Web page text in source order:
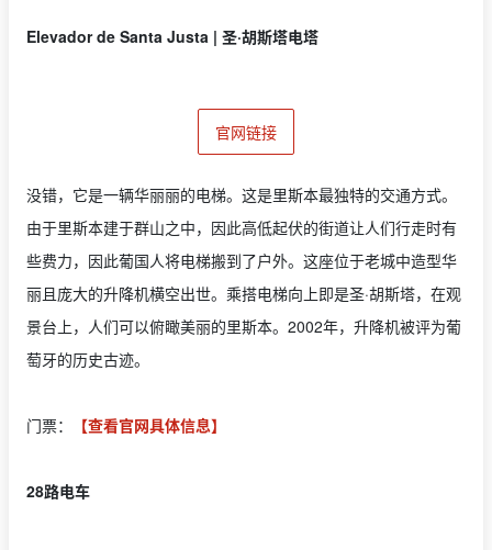
Elevador de Santa Justa | 圣·胡斯塔电塔
官网链接
没错，它是一辆华丽丽的电梯。这是里斯本最独特的交通方式。
由于里斯本建于群山之中，因此高低起伏的街道让人们行走时有
些费力，因此葡国人将电梯搬到了户外。这座位于老城中造型华
丽且庞大的升降机横空出世。乘搭电梯向上即是圣·胡斯塔，在观
景台上，人们可以俯瞰美丽的里斯本。2002年，升降机被评为葡
萄牙的历史古迹。
门票： 【查看官网具体信息】
28路电车